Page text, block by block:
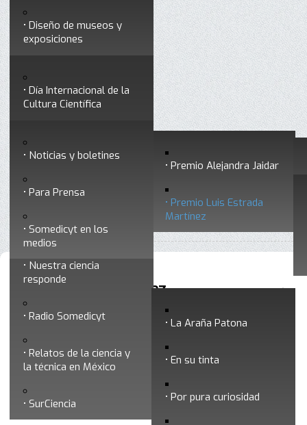
Socios vigentes
Consejo Directivo
profesionales
Premios a divulgadores Premio Alejandra Jaidar
Premio Luis Estrada
Martínez
Diseño de museos y
exposiciones
formar divulgadores
Día Internacional de la
Cultura Científica
Ciencia y Tecnología
Nuestra ciencia
responde
Radio Somedicyt La Araña Patona
En su tinta
Por pura curiosidad
Relatos de la ciencia y
la técnica en México
SurCiencia
Noticias y boletines
Para Prensa
Somedicyt en los
medios
Contacto
Premios a divulgadores
Premio Luis Estrada Martínez
Luis Estrada Martínez
Luis Estrada Martínez